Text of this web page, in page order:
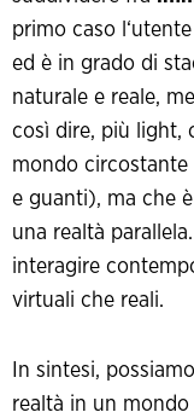
primo caso
ed è in grado di
naturale e reale,
così dire, più light,
mondo circostante
e guanti), ma che
una realtà
interagire
virtuali che reali.
In sintesi,
realtà in un